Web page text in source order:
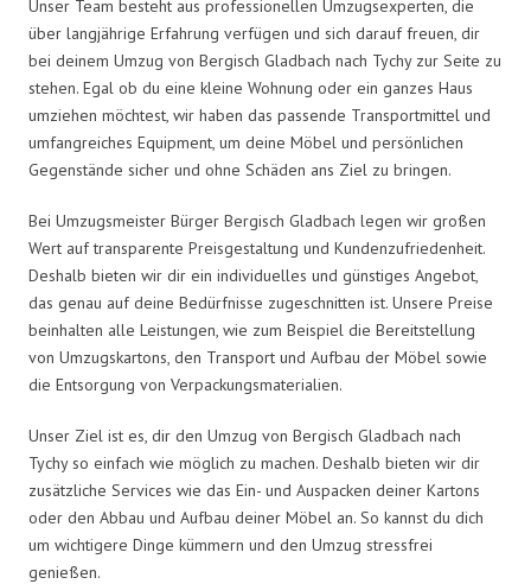
Unser Team besteht aus professionellen Umzugsexperten, die
über langjährige Erfahrung verfügen und sich darauf freuen, dir
bei deinem Umzug von Bergisch Gladbach nach Tychy zur Seite zu
stehen. Egal ob du eine kleine Wohnung oder ein ganzes Haus
umziehen möchtest, wir haben das passende Transportmittel und
umfangreiches Equipment, um deine Möbel und persönlichen
Gegenstände sicher und ohne Schäden ans Ziel zu bringen.
Bei Umzugsmeister Bürger Bergisch Gladbach legen wir großen
Wert auf transparente Preisgestaltung und Kundenzufriedenheit.
Deshalb bieten wir dir ein individuelles und günstiges Angebot,
das genau auf deine Bedürfnisse zugeschnitten ist. Unsere Preise
beinhalten alle Leistungen, wie zum Beispiel die Bereitstellung
von Umzugskartons, den Transport und Aufbau der Möbel sowie
die Entsorgung von Verpackungsmaterialien.
Unser Ziel ist es, dir den Umzug von Bergisch Gladbach nach
Tychy so einfach wie möglich zu machen. Deshalb bieten wir dir
zusätzliche Services wie das Ein- und Auspacken deiner Kartons
oder den Abbau und Aufbau deiner Möbel an. So kannst du dich
um wichtigere Dinge kümmern und den Umzug stressfrei
genießen.